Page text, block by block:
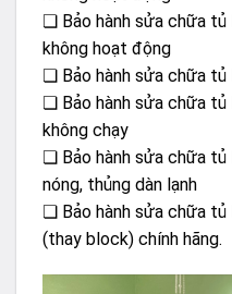
❏ Bảo hành sửa chữa tủ
không hoạt động
❏ Bảo hành sửa chữa tủ
❏ Bảo hành sửa chữa tủ
không chạy
❏ Bảo hành sửa chữa tủ
nóng, thủng dàn lạnh
❏ Bảo hành sửa chữa
(thay block) chính hãng.